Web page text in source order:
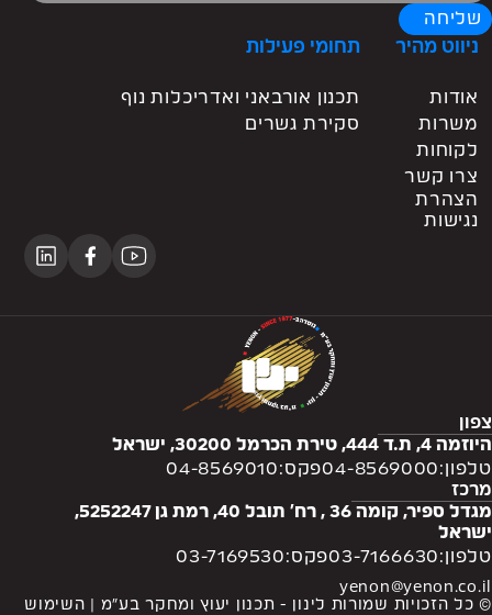
שליחה
ניווט מהיר
אודות
משרות
לקוחות
צרו קשר
הצהרת
נגישות
תחומי פעילות
תכנון אורבאני ואדריכלות נוף
סקירת גשרים
צפון
היוזמה 4, ת.ד 444, טירת הכרמל 30200, ישראל
טלפון:04-8569000פקס:04-8569010
מרכז
מגדל ספיר, קומה 36 , רח' תובל 40, רמת גן 5252247,
ישראל
טלפון:03-7166630פקס:03-7169530
yenon@yenon.co.il
© כל הזכויות שמורות לינון - תכנון יעוץ ומחקר בע”מ | השימוש